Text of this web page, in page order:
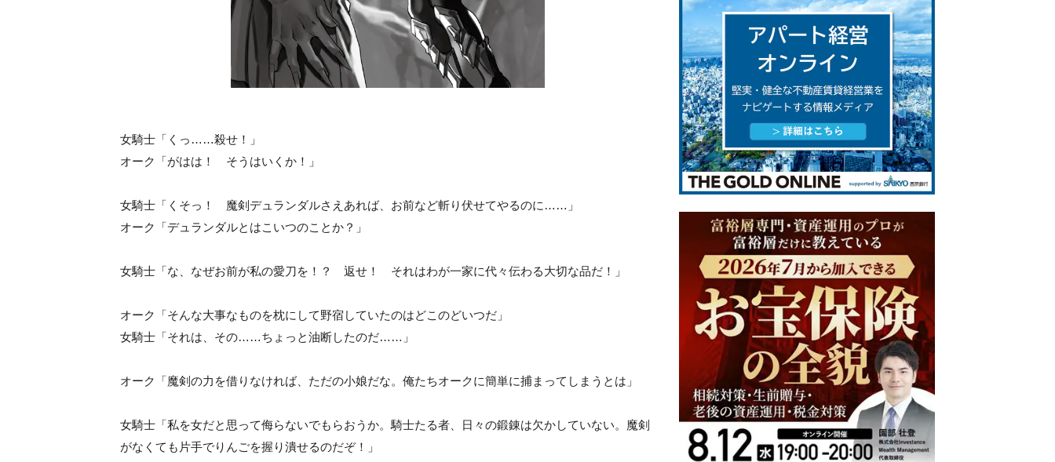
女騎士「くっ……殺せ！」
オーク「がはは！ そうはいくか！」
女騎士「くそっ！ 魔剣デュランダルさえあれば、お前など斬り伏せてやるのに……」
オーク「デュランダルとはこいつのことか？」
女騎士「な、なぜお前が私の愛刀を！？ 返せ！ それはわが一家に代々伝わる大切な品だ！」
オーク「そんな大事なものを枕にして野宿していたのはどこのどいつだ」
女騎士「それは、その……ちょっと油断したのだ……」
オーク「魔剣の力を借りなければ、ただの小娘だな。俺たちオークに簡単に捕まってしまうとは」
女騎士「私を女だと思って侮らないでもらおうか。騎士たる者、日々の鍛錬は欠かしていない。魔剣
がなくても片手でりんごを握り潰せるのだぞ！」